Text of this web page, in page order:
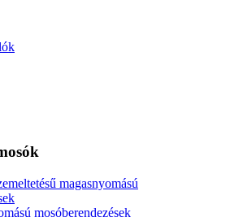
magasnyomású
mosóberendezések